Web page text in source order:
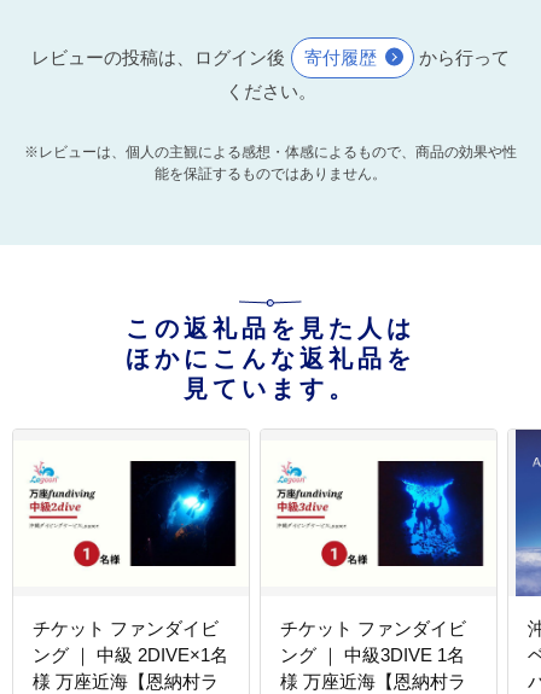
レビューの投稿は、ログイン後 寄付履歴
から行って
ください。
※レビューは、個人の主観による感想・体感によるもので、商品の効果や性
能を保証するものではありません。
この返礼品を見た人は
ほかにこんな返礼品を
見ています。
チケット ファンダイビ
ング ｜ 中級 2DIVE×1名
様 万座近海【恩納村ラ
チケット ファンダイビ
ング ｜ 中級3DIVE 1名
様 万座近海【恩納村ラ